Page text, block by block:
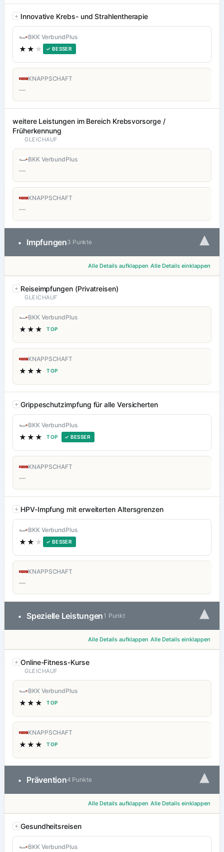
Innovative Krebs- und Strahlentherapie
BKK VerbundPlus
★★ ★ ✓ BESSER
KNAPPSCHAFT
—
weitere Leistungen im Bereich Krebsvorsorge /
Früherkennung
GLEICHAUF
BKK VerbundPlus
—
KNAPPSCHAFT
—
• Impfungen3 Punkte ▾
Alle Details aufklappen Alle Details einklappen
Reiseimpfungen (Privatreisen)
GLEICHAUF
BKK VerbundPlus
★★★ TOP
KNAPPSCHAFT
★★★ TOP
Grippeschutzimpfung für alle Versicherten
BKK VerbundPlus
★★★ TOP ✓ BESSER
KNAPPSCHAFT
—
HPV-Impfung mit erweiterten Altersgrenzen
BKK VerbundPlus
★★ ★ ✓ BESSER
KNAPPSCHAFT
—
• Spezielle Leistungen 1 Punkt ▾
Alle Details aufklappen Alle Details einklappen
Online-Fitness-Kurse
GLEICHAUF
BKK VerbundPlus
★★★ TOP
KNAPPSCHAFT
★★★ TOP
• Prävention4 Punkte ▾
Alle Details aufklappen Alle Details einklappen
Gesundheitsreisen
BKK VerbundPlus